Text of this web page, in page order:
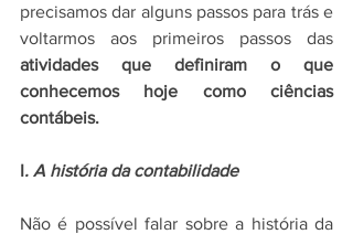
precisamos dar alguns passos para trás e
atividades que definiram o que
conhecemos hoje como ciências
contábeis.
I. A história da contabilidade
Não é possível falar sobre a história da